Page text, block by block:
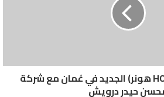
افتتاح متجر (HONOR هونر) الجديد في عُمان مع شركة
حيدر درويش